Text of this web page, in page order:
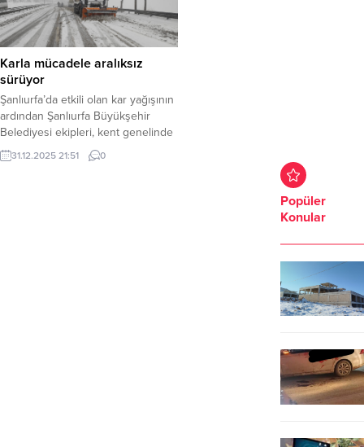
Karla mücadele aralıksız
sürüyor
Şanlıurfa’da etkili olan kar yağışının
ardından Şanlıurfa Büyükşehir
Belediyesi ekipleri, kent genelinde
karla mücadele çalışmalarını
aralıksız sürdürüyor. Şehir
31.12.2025 21:51 0
Popüler
Konular